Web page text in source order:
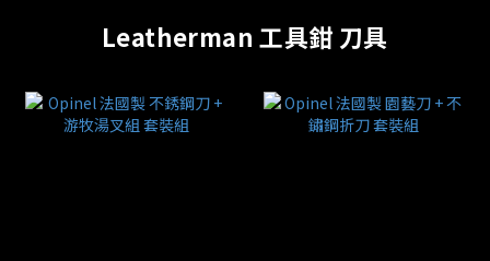
Leatherman 工具鉗 刀具